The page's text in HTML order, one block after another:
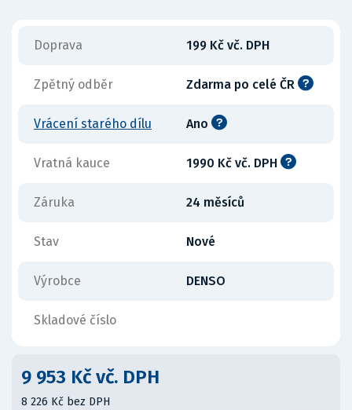
Doprava 199 Kč vč. DPH
Zpětný odběr Zdarma po celé ČR
Vrácení starého dílu Ano
Vratná kauce 1990 Kč vč. DPH
Záruka 24 měsíců
Stav Nové
Výrobce DENSO
Skladové číslo
9 953 Kč vč. DPH
8 226 Kč bez DPH